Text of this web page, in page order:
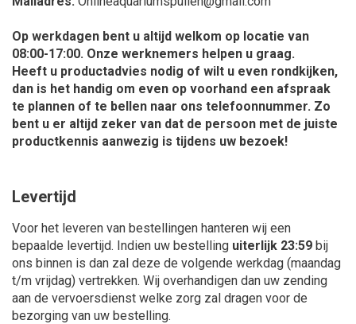
Op werkdagen bent u altijd welkom op locatie van
08:00-17:00. Onze werknemers helpen u graag.
Heeft u productadvies nodig of wilt u even rondkijken,
dan is het handig om even op voorhand een afspraak
te plannen of te bellen naar ons telefoonnummer. Zo
bent u er altijd zeker van dat de persoon met de juiste
productkennis aanwezig is tijdens uw bezoek!
Levertijd
Voor het leveren van bestellingen hanteren wij een
bepaalde levertijd. Indien uw bestelling uiterlijk 23:59 bij
ons binnen is dan zal deze de volgende werkdag (maandag
t/m vrijdag) vertrekken. Wij overhandigen dan uw zending
aan de vervoersdienst welke zorg zal dragen voor de
bezorging van uw bestelling.